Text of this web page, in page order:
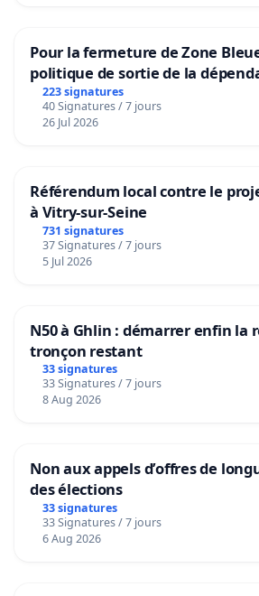
Pour la fermeture de Zone
politique de sortie de la
223 signatures
40 Signatures / 7 jours
26 Jul 2026
Référendum local contre le
à Vitry-sur-Seine
731 signatures
37 Signatures / 7 jours
5 Jul 2026
N50 à Ghlin : démarrer enfin la
tronçon restant
33 signatures
33 Signatures / 7 jours
8 Aug 2026
Non aux appels d’offres de
des élections
33 signatures
33 Signatures / 7 jours
6 Aug 2026